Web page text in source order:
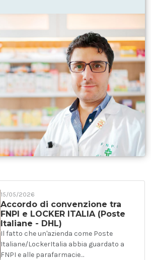
15/05/2026
Accordo di convenzione tra
FNPI e LOCKER ITALIA (Poste
Italiane - DHL)
Il fatto che un'azienda come Poste
Italiane/LockerItalia abbia guardato a
FNPI e alle parafarmacie…